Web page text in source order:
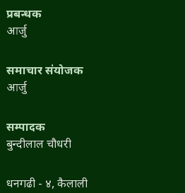
प्रबन्धक
आर्जु
समाचार संयोजक
आर्जु
सम्पादक
बुन्दीलाल चौधरी
धनगढी - ४, कैलाली